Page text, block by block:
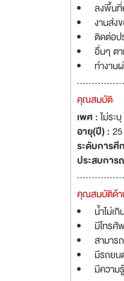
ลงพื้นที่
งานส่ง
ติดต่อป
อื่นๆ ต
ทำงาน
คุณสมบัติ
เพศ :ไม่ระบุ
อายุ(ปี) :
ระดับการศึ
ประสบการ
คุณสมบัติด้า
น้ำไม่เ
มีโทรศั
สามาร
มีรถยน
มีความ